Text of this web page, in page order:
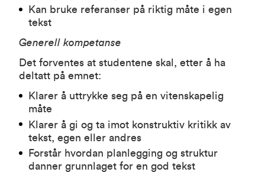
Kan bruke referanser på riktig måte i egen
tekst
Generell kompetanse
Det forventes at studentene skal, etter å ha
deltatt på emnet:
Klarer å uttrykke seg på en vitenskapelig
måte
Klarer å gi og ta imot konstruktiv kritikk av
tekst, egen eller andres
Forstår hvordan planlegging og struktur
danner grunnlaget for en god tekst